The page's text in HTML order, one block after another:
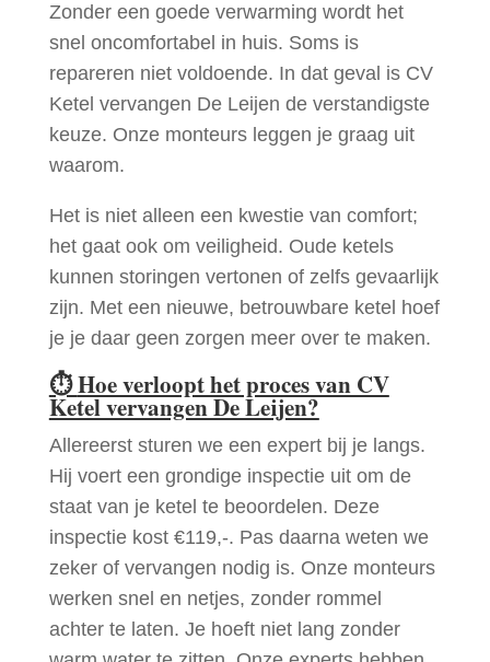
Zonder een goede verwarming wordt het
snel oncomfortabel in huis. Soms is
repareren niet voldoende. In dat geval is CV
Ketel vervangen De Leijen de verstandigste
keuze. Onze monteurs leggen je graag uit
waarom.
Het is niet alleen een kwestie van comfort;
het gaat ook om veiligheid. Oude ketels
kunnen storingen vertonen of zelfs gevaarlijk
zijn. Met een nieuwe, betrouwbare ketel hoef
je je daar geen zorgen meer over te maken.
⏱Hoe verloopt het proces van CV
Ketel vervangen De Leijen?
Allereerst sturen we een expert bij je langs.
Hij voert een grondige inspectie uit om de
staat van je ketel te beoordelen. Deze
inspectie kost €119,-. Pas daarna weten we
zeker of vervangen nodig is. Onze monteurs
werken snel en netjes, zonder rommel
achter te laten. Je hoeft niet lang zonder